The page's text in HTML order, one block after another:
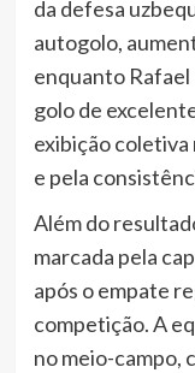
da defesa
autogolo,
enquanto Rafael
golo de
exibição coletiva
e pela
Além do
marcada pela
após o empate
competição. A
no meio-campo,